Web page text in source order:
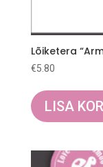
Lõiketera
€5.80
LISA